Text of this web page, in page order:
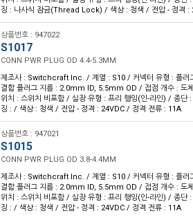
징 : 나사식 잠금(Thread Lock) / 색상 : 청색 / 전압 - 정격 :
상품번호 : 947022
S1017
CONN PWR PLUG OD 4.4-5.3MM
제조사 : Switchcraft Inc. / 계열 : S10 / 커넥터 유형 : 플
결합 플러그 지름 : 2.0mm ID, 5.5mm OD / 접점 개수 : 도
위치 : 스위치 비포함 / 실장 유형 : 프리 행잉(인-라인) / 종단
징 : / 색상 : 청색 / 전압 - 정격 : 24VDC / 정격 전류 : 11A
상품번호 : 947021
S1015
CONN PWR PLUG OD 3.8-4.4MM
제조사 : Switchcraft Inc. / 계열 : S10 / 커넥터 유형 : 플
결합 플러그 지름 : 2.0mm ID, 5.5mm OD / 접점 개수 : 도
위치 : 스위치 비포함 / 실장 유형 : 프리 행잉(인-라인) / 종단
징 : / 색상 : 청색 / 전압 - 정격 : 24VDC / 정격 전류 : 11A